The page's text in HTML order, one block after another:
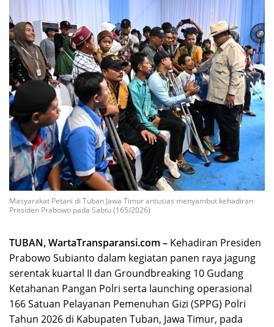
Masyarakat Petani di Tuban Jawa Timur antusias menyambut kehadiran
Presiden Prabowo pada Sabtu (165/2026)
TUBAN, WartaTransparansi.com – Kehadiran Presiden
Prabowo Subianto dalam kegiatan panen raya jagung
serentak kuartal II dan Groundbreaking 10 Gudang
Ketahanan Pangan Polri serta launching operasional
166 Satuan Pelayanan Pemenuhan Gizi (SPPG) Polri
Tahun 2026 di Kabupaten Tuban, Jawa Timur, pada